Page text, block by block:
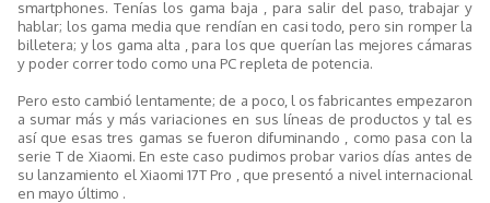
smartphones. Tenías los gama baja , para salir del paso, trabajar y
hablar; los gama media que rendían en casi todo, pero sin romper la
billetera; y los gama alta , para los que querían las mejores cámaras
y poder correr todo como una PC repleta de potencia.
Pero esto cambió lentamente; de a poco, l os fabricantes empezaron
a sumar más y más variaciones en sus líneas de productos y tal es
así que esas tres gamas se fueron difuminando , como pasa con la
serie T de Xiaomi. En este caso pudimos probar varios días antes de
su lanzamiento el Xiaomi 17T Pro , que presentó a nivel internacional
en mayo último .